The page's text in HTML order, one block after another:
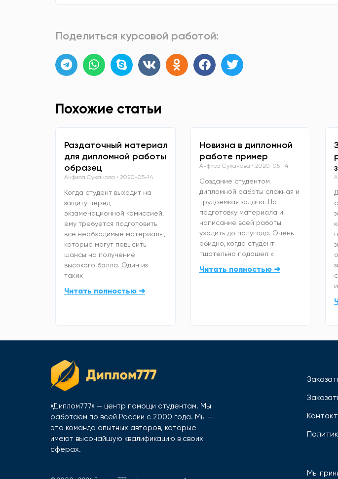
Поделиться курсовой работой:
Похожие статьи
Раздаточный материал
для дипломной работы
образец
Анфиса Суханова 2020-05-14
Когда студент выходит на
защиту перед
экзаменационной комиссией,
ему требуется подготовить
все необходимые материалы,
которые могут повысить
шансы на получение
высокого балла. Один из
таких
Читать полностью ➜
Новизна в дипломной
работе пример
Анфиса Суханова 2020-05-14
Создание студентом
дипломной работы сложная и
трудоемкая задача. На
подготовку материала и
написание всей работы
уходить до полугода. Очень
обидно, когда студент
тщательно подошел к
Читать полностью ➜
«Диплом777» — центр помощи студентам. Мы
работаем по всей России с 2000 года. Мы —
это команда опытных авторов, которые
имеют высочайшую квалификацию в своих
сферах.
Мы